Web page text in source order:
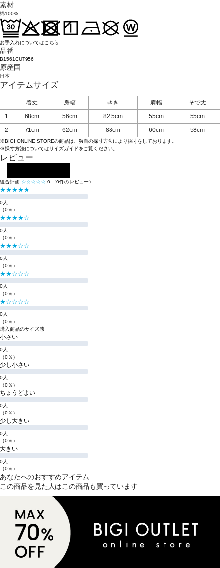
素材
綿100%
お手入れについてはこちら
品番
B1561CUT956
原産国
日本
アイテムサイズ
着丈 身幅 ゆき 肩幅
そで丈
1
68cm 56cm 82.5cm 55cm
55cm
2
71cm 62cm 88cm 60cm 58cm
※BIGI ONLINE STOREの商品は、独自の採寸方法により採寸をしております。
※採寸方法についてはサイズガイドをご覧ください。
レビュー
総合評価 ☆☆☆☆☆ 0 （0件のレビュー）
★★★★★
0人
（0％）
★★★★☆
0人
（0％）
★★★☆☆
0人
（0％）
★★☆☆☆
0人
（0％）
★☆☆☆☆
0人
（0％）
購入商品のサイズ感
小さい
0人
（0％）
少し小さい
0人
（0％）
ちょうどよい
0人
（0％）
少し大きい
0人
（0％）
大きい
0人
（0％）
あなたへのおすすめアイテム
この商品を見た人はこの商品も買っています